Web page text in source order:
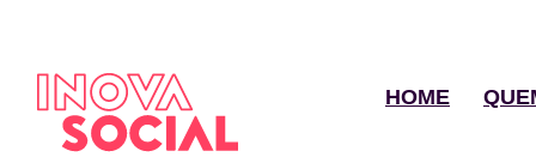
HOME